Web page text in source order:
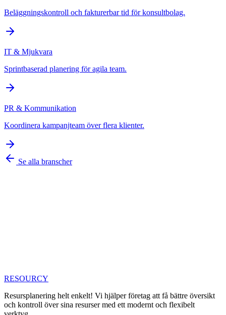
Beläggningskontroll och fakturerbar tid för konsultbolag.
IT & Mjukvara
Sprintbaserad planering för agila team.
PR & Kommunikation
Koordinera kampanjteam över flera klienter.
Se alla branscher
RESOURCY
Resursplanering helt enkelt! Vi hjälper företag att få bättre översikt
och kontroll över sina resurser med ett modernt och flexibelt